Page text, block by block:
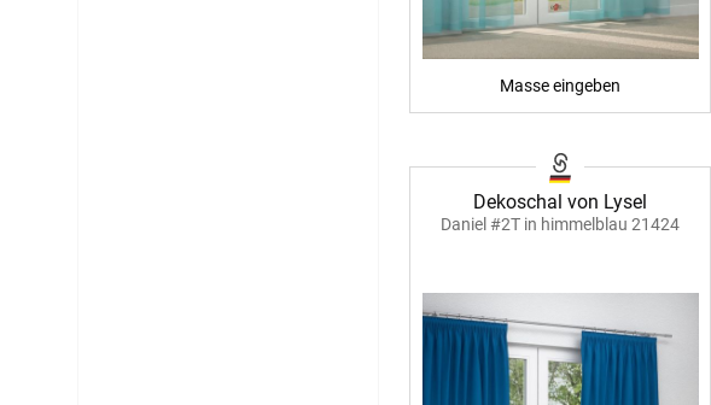
Masse eingeben
Dekoschal von Lysel
Daniel #2T in himmelblau 21424